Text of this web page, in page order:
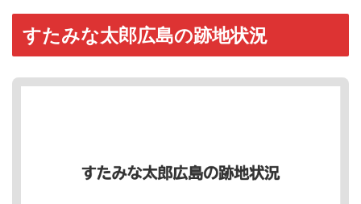
すたみな太郎広島の跡地状況